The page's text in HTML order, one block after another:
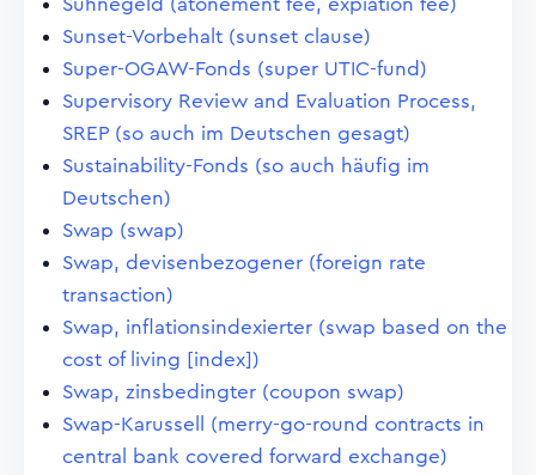
Sühnegeld (atonement fee, expiation fee)
Sunset-Vorbehalt (sunset clause)
Super-OGAW-Fonds (super UTIC-fund)
Supervisory Review and Evaluation Process,
SREP (so auch im Deutschen gesagt)
Sustainability-Fonds (so auch häufig im
Deutschen)
Swap (swap)
Swap, devisenbezogener (foreign rate
transaction)
Swap, inflationsindexierter (swap based on the
cost of living [index])
Swap, zinsbedingter (coupon swap)
Swap-Karussell (merry-go-round contracts in
central bank covered forward exchange)